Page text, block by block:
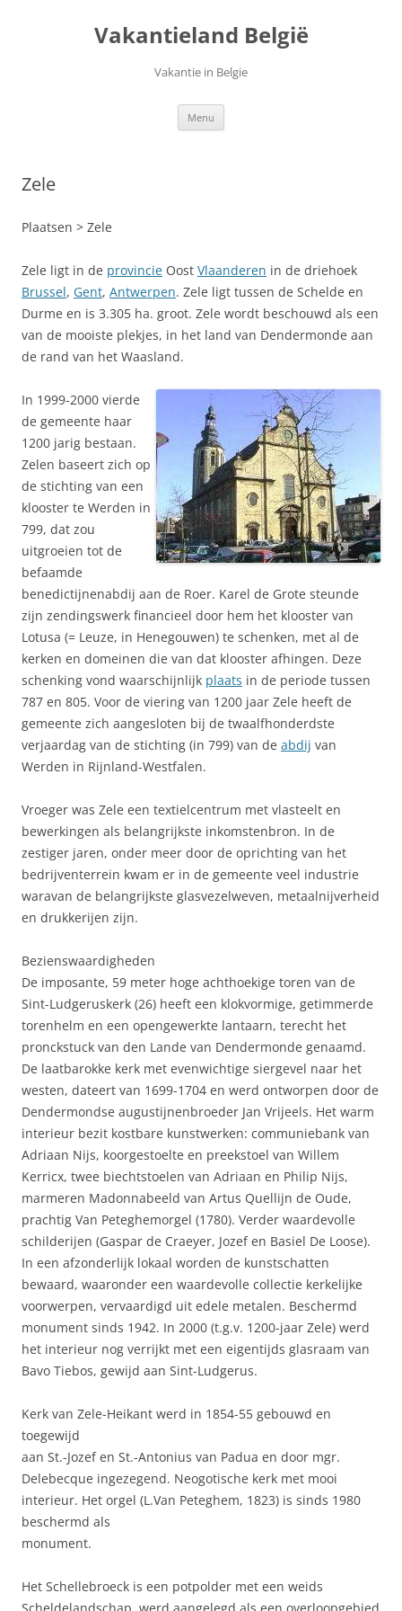
Vakantieland België
Vakantie in Belgie
Menu
Zele
Plaatsen > Zele
Zele ligt in de provincie Oost Vlaanderen in de driehoek
Brussel, Gent, Antwerpen. Zele ligt tussen de Schelde en
Durme en is 3.305 ha. groot. Zele wordt beschouwd als een
van de mooiste plekjes, in het land van Dendermonde aan
de rand van het Waasland.
In 1999-2000 vierde
de gemeente haar
1200 jarig bestaan.
Zelen baseert zich op
de stichting van een
klooster te Werden in
799, dat zou
uitgroeien tot de
befaamde
benedictijnenabdij aan de Roer. Karel de Grote steunde
zijn zendingswerk financieel door hem het klooster van
Lotusa (= Leuze, in Henegouwen) te schenken, met al de
kerken en domeinen die van dat klooster afhingen. Deze
schenking vond waarschijnlijk plaats in de periode tussen
787 en 805. Voor de viering van 1200 jaar Zele heeft de
gemeente zich aangesloten bij de twaalfhonderdste
verjaardag van de stichting (in 799) van de abdij van
Werden in Rijnland-Westfalen.
Vroeger was Zele een textielcentrum met vlasteelt en
bewerkingen als belangrijkste inkomstenbron. In de
zestiger jaren, onder meer door de oprichting van het
bedrijventerrein kwam er in de gemeente veel industrie
waravan de belangrijkste glasvezelweven, metaalnijverheid
en drukkerijen zijn.
Bezienswaardigheden
De imposante, 59 meter hoge achthoekige toren van de
Sint-Ludgeruskerk (26) heeft een klokvormige, getimmerde
torenhelm en een opengewerkte lantaarn, terecht het
pronckstuck van den Lande van Dendermonde genaamd.
De laatbarokke kerk met evenwichtige siergevel naar het
westen, dateert van 1699-1704 en werd ontworpen door de
Dendermondse augustijnenbroeder Jan Vrijeels. Het warm
interieur bezit kostbare kunstwerken: communiebank van
Adriaan Nijs, koorgestoelte en preekstoel van Willem
Kerricx, twee biechtstoelen van Adriaan en Philip Nijs,
marmeren Madonnabeeld van Artus Quellijn de Oude,
prachtig Van Peteghemorgel (1780). Verder waardevolle
schilderijen (Gaspar de Craeyer, Jozef en Basiel De Loose).
In een afzonderlijk lokaal worden de kunstschatten
bewaard, waaronder een waardevolle collectie kerkelijke
voorwerpen, vervaardigd uit edele metalen. Beschermd
monument sinds 1942. In 2000 (t.g.v. 1200-jaar Zele) werd
het interieur nog verrijkt met een eigentijds glasraam van
Bavo Tiebos, gewijd aan Sint-Ludgerus.
Kerk van Zele-Heikant werd in 1854-55 gebouwd en
toegewijd
aan St.-Jozef en St.-Antonius van Padua en door mgr.
Delebecque ingezegend. Neogotische kerk met mooi
interieur. Het orgel (L.Van Peteghem, 1823) is sinds 1980
beschermd als
monument.
Het Schellebroeck is een potpolder met een weids